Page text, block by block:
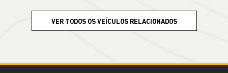
VER TODOS OS VEÍCULOS RELACIONADOS